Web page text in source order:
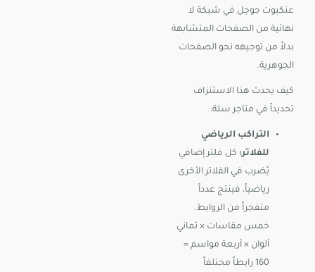
عنكبوت جوجل في شبكة لا
نهائية من الصفحات المتشابهة
بدلاً من توجيهه نحو الصفحات
الجوهرية.
كيف يحدث هذا الاستنزاف
تحديداً في متاجر سلة:
التراكب الرياضي
للفلاتر: كل فلتر إضافي
يُضرب في الفلاتر الأخرى
رياضياً، فينتج عدداً
متفجراً من الروابط.
خمس مقاسات × ثماني
ألوان × أربعة مواسم =
160 رابطاً مختلفاً